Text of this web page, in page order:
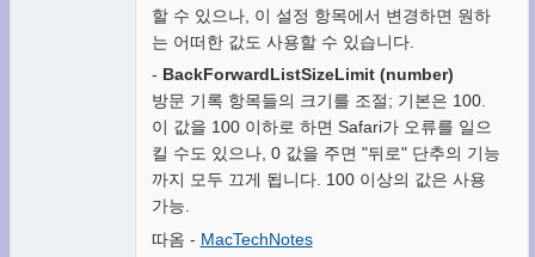
할 수 있으나, 이 설정 항목에서 변경하면 원하
는 어떠한 값도 사용할 수 있습니다.
- BackForwardListSizeLimit (number)
방문 기록 항목들의 크기를 조절; 기본은 100.
이 값을 100 이하로 하면 Safari가 오류를 일으
킬 수도 있으나, 0 값을 주면 "뒤로" 단추의 기능
까지 모두 끄게 됩니다. 100 이상의 값은 사용
가능.
따옴 - MacTechNotes